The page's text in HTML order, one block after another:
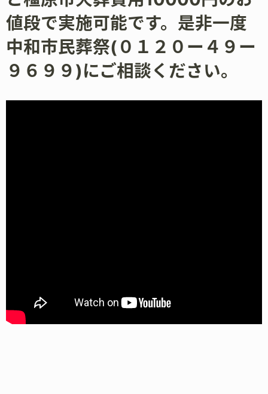
値段で実施可能です。是非一度
中和市民葬祭(０１２０ー４９ー
９６９９)にご相談ください。